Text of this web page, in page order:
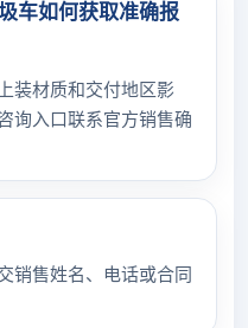
车如何获取准确报
装材质和交付地区影
询入口联系官方销售确
销售姓名、电话或合同